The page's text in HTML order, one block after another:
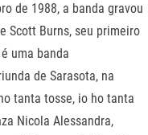
de 1988, a banda gravou
Scott Burns, seu primeiro
uma banda
de Sarasota, na
tanta tosse, io ho tanta
Nicola Alessandra,